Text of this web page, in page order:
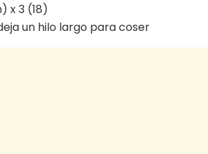
x 3 (18)
un hilo largo para coser